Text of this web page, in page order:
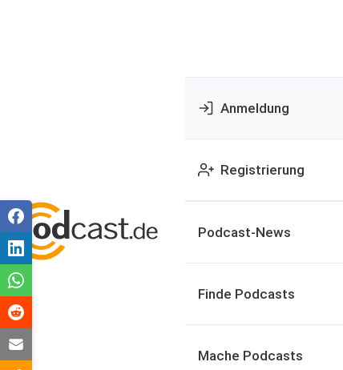
Anmeldung
Registrierung
Podcast-News
Finde Podcasts
Mache Podcasts